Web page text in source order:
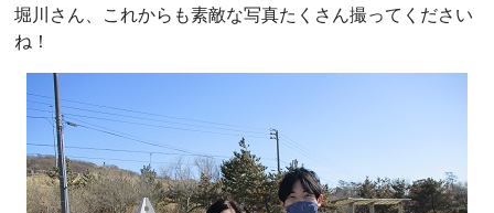
堀川さん、これからも素敵な写真たくさん撮ってください
ね！